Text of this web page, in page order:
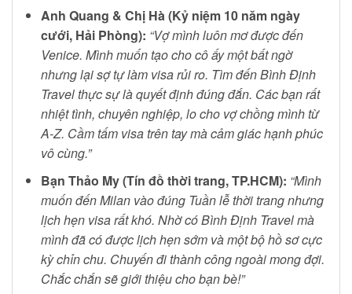
Anh Quang & Chị Hà (Kỷ niệm 10 năm ngày
cưới, Hải Phòng): “Vợ mình luôn mơ được đến
Venice. Mình muốn tạo cho cô ấy một bất ngờ
nhưng lại sợ tự làm visa rủi ro. Tìm đến Bình Định
Travel thực sự là quyết định đúng đắn. Các bạn rất
nhiệt tình, chuyên nghiệp, lo cho vợ chồng mình từ
A-Z. Cầm tấm visa trên tay mà cảm giác hạnh phúc
vô cùng.”
Bạn Thảo My (Tín đồ thời trang, TP.HCM): “Mình
muốn đến Milan vào đúng Tuần lễ thời trang nhưng
lịch hẹn visa rất khó. Nhờ có Bình Định Travel mà
mình đã có được lịch hẹn sớm và một bộ hồ sơ cực
kỳ chỉn chu. Chuyến đi thành công ngoài mong đợi.
Chắc chắn sẽ giới thiệu cho bạn bè!”